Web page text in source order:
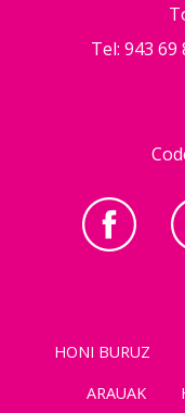
Tel: 943 69
HONI BURUZ
ARAUAK